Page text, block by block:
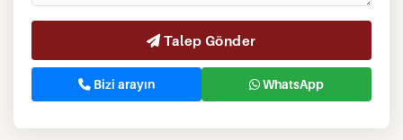
Talep Gönder
Bizi arayın WhatsApp